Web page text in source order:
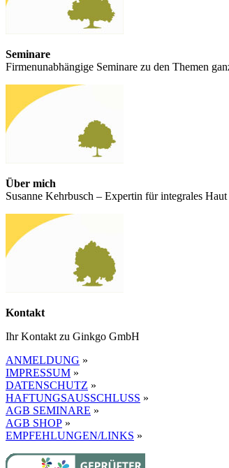
Seminare
Firmenunabhängige Seminare zu den Themen
Über mich
Susanne Kehrbusch – Expertin für integrales
Kontakt
Ihr Kontakt zu Ginkgo GmbH
ANMELDUNG »
IMPRESSUM »
DATENSCHUTZ »
HAFTUNGSAUSSCHLUSS »
AGB SEMINARE »
AGB SHOP »
EMPFEHLUNGEN/LINKS »